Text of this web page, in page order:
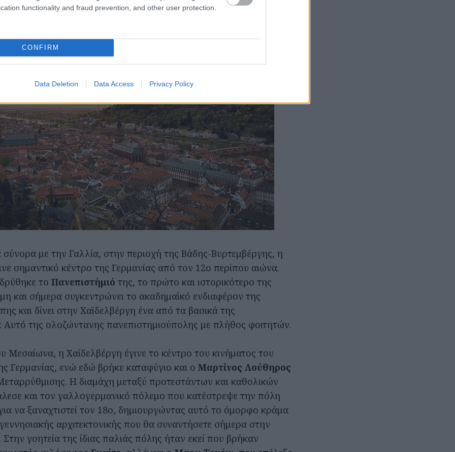
functionality and fraud prevention, and other user protection.
CONFIRM
Data Deletion Data Access Privacy Policy
με την Γαλλία, στην περιοχή της Βάδης-Βυρτεμβέργης, η
σημαντικό κέντρο της Γερμανίας από τον 12ο περίπου αιώνα.
το Πανεπιστήμιό της, το πρώτο και ιστορικότερο της
και σήμερα συγκεντρώνει το ακαδημαϊκό ενδιαφέρον της
και δίνει στην Χαϊδελβέργη ένα από τα βασικά της
Αυτό της ολοζώντανης πανεπιστημιούπολης με πλήθος φοιτητών.
Μεσαίωνα, η Χαϊδελβέργη έγινε το κέντρο του κινήματος του
Γερμανίας, ενώ εδώ βρήκε καταφύγιο και ο Μαρτίνος Λούθηρος
Η διαμάχη μεταξύ προτεστάντων και καθολικών
και τον γαλλογερμανικό πόλεμο που κατέστρεψε την πόλη
να ξαναχτιστεί τον 18ο, δημιουργώντας αυτό το όμορφο κράμα
αρχιτεκτονικής που θα συναντήσετε σήμερα στην
γοητεία της ίδιας παλιάς πόλης ήταν εκεί που βρήκαν